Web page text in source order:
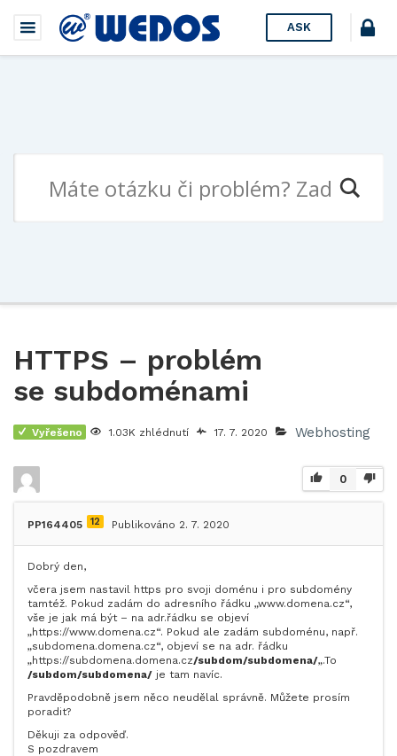
ASK
HTTPS – problém
se subdoménami
Vyřešeno 1.03K zhlédnutí 17. 7. 2020 Webhosting
0
PP164405 12 Publikováno 2. 7. 2020
Dobrý den,
včera jsem nastavil https pro svoji doménu i pro subdomény
tamtéž. Pokud zadám do adresního řádku „www.domena.cz“,
vše je jak má být – na adr.řádku se objeví
„https://www.domena.cz“. Pokud ale zadám subdoménu, např.
„subdomena.domena.cz“, objeví se na adr. řádku
„https://subdomena.domena.cz/subdom/subdomena/„.To
/subdom/subdomena/ je tam navíc.
Pravděpodobně jsem něco neudělal správně. Můžete prosím
poradit?
Děkuji za odpověď.
S pozdravem